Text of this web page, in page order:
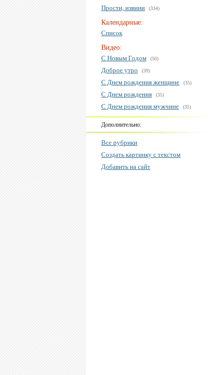
Прости, извини (334)
Календарные:
Список
Видео:
С Новым Годом
(50)
Доброе утро (39)
С Днем рождения женщине (35)
С Днем рождения (35)
С Днем рождения мужчине (35)
Дополнительно:
Все рубрики
Создать картинку с текстом
Добавить на сайт